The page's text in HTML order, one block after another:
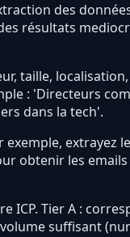
des
résultats
taille,
: 'Directeurs
dans la tech'.
extrayez
obtenir les
ICP. Tier A :
suffisant